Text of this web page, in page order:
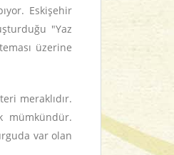
Eskişehir
"Yaz
üzerine
meraklıdır.
mümkündür.
var olan